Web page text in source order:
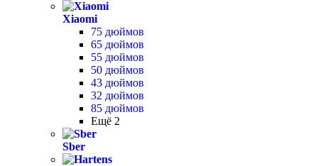
Xiaomi
75 дюймов
65 дюймов
55 дюймов
50 дюймов
43 дюймов
32 дюймов
85 дюймов
Ещё 2
Sber